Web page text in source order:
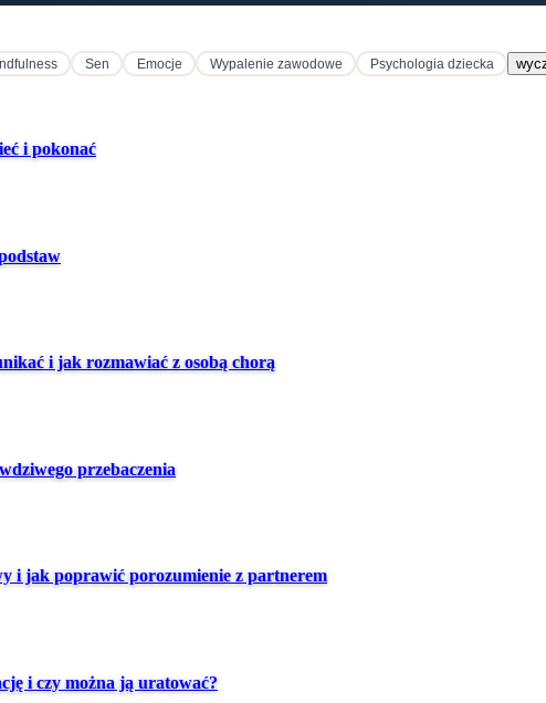
Sen Emocje Wypalenie zawodowe Psychologia dziecka
i pokonać
i jak rozmawiać z osobą chorą
przebaczenia
i jak poprawić porozumienie z partnerem
i czy można ją uratować?